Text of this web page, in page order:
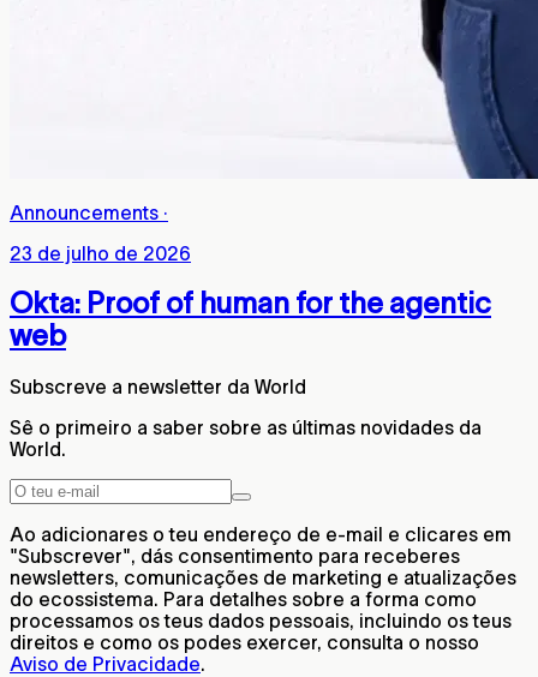
Announcements ·
23 de julho de 2026
Okta: Proof of human for the agentic
web
Subscreve a newsletter da World
Sê o primeiro a saber sobre as últimas novidades da
World.
Ao adicionares o teu endereço de e-mail e clicares em
"Subscrever", dás consentimento para receberes
newsletters, comunicações de marketing e atualizações
do ecossistema. Para detalhes sobre a forma como
processamos os teus dados pessoais, incluindo os teus
direitos e como os podes exercer, consulta o nosso
Aviso de Privacidade.